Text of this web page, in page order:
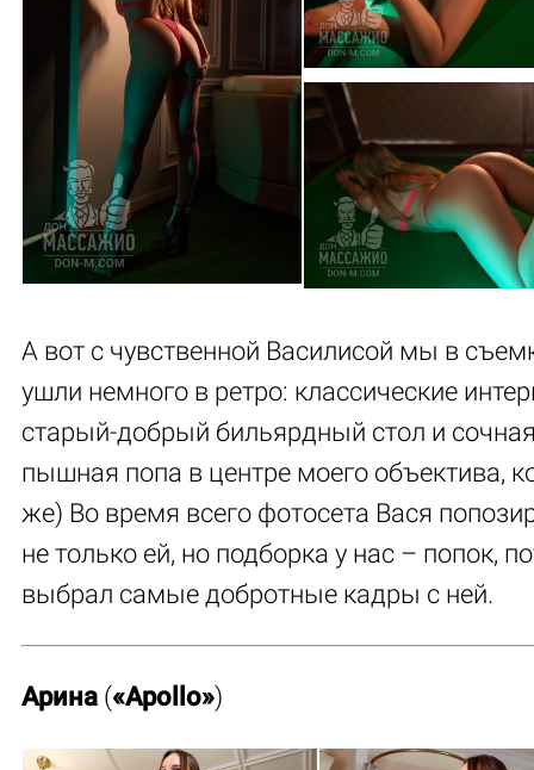
А вот с чувственной Василисой мы в
ушли немного в ретро: классические
старый-добрый бильярдный стол и
пышная попа в центре моего объектива,
же) Во время всего фотосета Вася
не только ей, но подборка у нас – попок,
выбрал самые добротные кадры с ней.
Арина («Apollo»)